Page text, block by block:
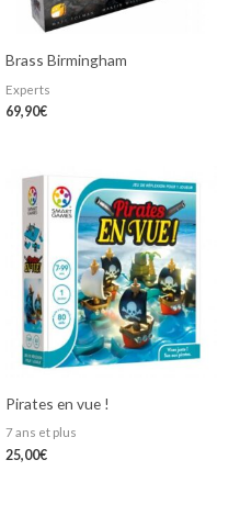
Brass Birmingham
Experts
69,90€
Pirates en vue !
7 ans et plus
25,00€